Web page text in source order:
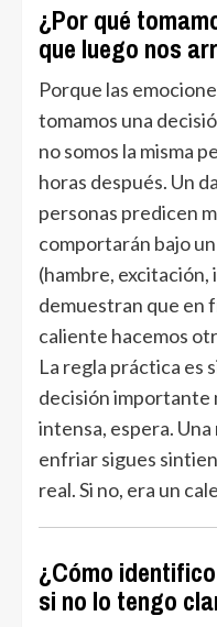
¿Por qué
que luego nos
Porque las
tomamos una
no somos la misma
horas después. Un
personas predicen
comportarán bajo
(hambre, excitación,
demuestran que en
caliente hacemos
La regla práctica es
decisión importante
intensa, espera. Una
enfriar sigues
real. Si no, era un
¿Cómo
si no lo tengo